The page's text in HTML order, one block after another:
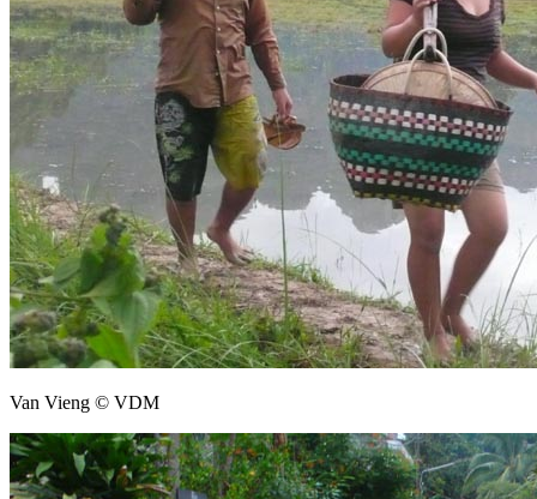
Van Vieng © VDM